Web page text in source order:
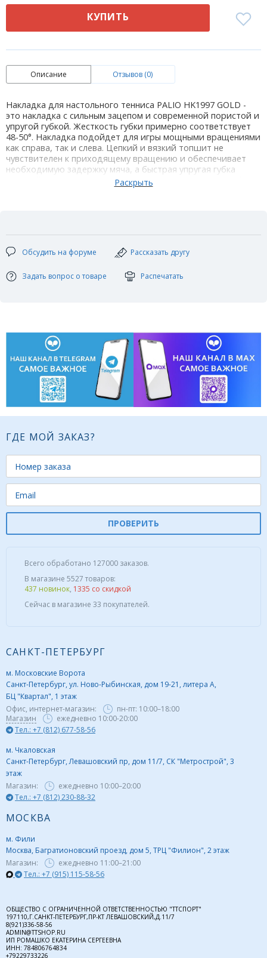
КУПИТЬ
Описание Отзывов (0)
Накладка для настольного тенниса PALIO HK1997 GOLD -
это накладка с сильным зацепом и современной пористой и
упругой губкой. Жесткость губки примерно соответствует
48-50°. Накладка подойдет для игры мощными вращениями
как справа, так и слева. Цепкий и вязкий топшит не
чувствителен к приходящему вращению и обеспечивает
необходимую задержку мяча, а быстрая упругая губка
средней жесткости дает достаточно мощи для сильной
атаки. Качество изготовления накладки очень высокое.
Жесткость губки: medium
Тип накладки: гладкая
Скорость: 9+
Контроль: 7
Обсудить на форуме Рассказать другу
Задать вопрос о товаре Распечатать
ГДЕ МОЙ ЗАКАЗ?
ПРОВЕРИТЬ
Всего обработано 127000 заказов.
В магазине 5527 товаров:
437 новинок, 1335 со скидкой
Сейчас в магазине 33 покупателей.
САНКТ-ПЕТЕРБУРГ
м. Московские Ворота
Санкт-Петербург, ул. Ново-Рыбинская, дом 19-21, литера А,
БЦ "Квартал", 1 этаж
Офис, интернет-магазин:
пн-пт: 10:00–18:00
Магазин
ежедневно 10:00-20:00
Тел.: +7 (812) 677-58-56
м. Чкаловская
Санкт-Петербург, Левашовский пр, дом 11/7, СК "Метрострой", 3
этаж
Магазин:
ежедневно 10:00–20:00
Тел.: +7 (812) 230-88-32
МОСКВА
м. Фили
Москва, Багратионовский проезд, дом 5, ТРЦ "Филион", 2 этаж
Магазин:
ежедневно 11:00–21:00
Тел.: +7 (915) 115-58-56
ОБЩЕСТВО С ОГРАНИЧЕННОЙ ОТВЕТСТВЕННОСТЬЮ "ТТСПОРТ"
197110,Г.САНКТ-ПЕТЕРБУРГ,ПР-КТ ЛЕВАШОВСКИЙ,Д.11/7
8(921)336-58-56
ADMIN@TTSHOP.RU
ИП РОМАШКО ЕКАТЕРИНА СЕРГЕЕВНА
ИНН: 784806764834
+79229733226